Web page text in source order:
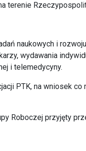
terenie
naukowych i
wydawania
i telemedycyny.
PTK, na wniosek co
Roboczej przyjęty